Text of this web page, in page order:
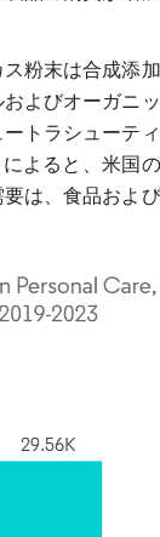
粉末は合成添
よびオーガニ
トラシューテ
よると、米
は、食品およ